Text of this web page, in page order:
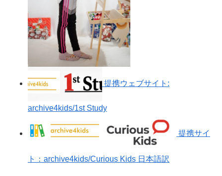
提携ウェブサイト:
archive4kids/1st Study
提携サイ
ト：archive4kids/Curious Kids 日本語訳